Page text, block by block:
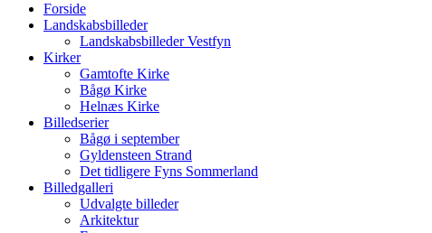
Forside
Landskabsbilleder
Landskabsbilleder Vestfyn
Kirker
Gamtofte Kirke
Bågø Kirke
Helnæs Kirke
Billedserier
Bågø i september
Gyldensteen Strand
Det tidligere Fyns Sommerland
Billedgalleri
Udvalgte billeder
Arkitektur